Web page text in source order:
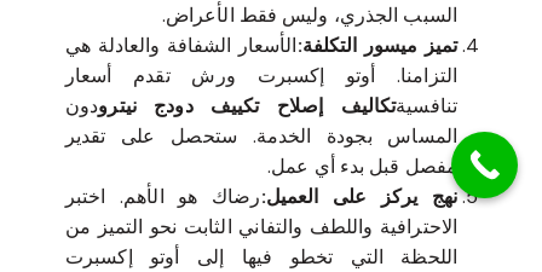
السبب الجذري، وليس فقط الأعراض.
تميز ميسور التكلفة:الأسعار الشفافة والعادلة هي
التزامنا. أوتو إكسبرت ورش تقدم أسعار
تنافسيةتكاليف إصلاح تكييف دودج نيترودون
المساس بجودة الخدمة. ستحصل على تقدير
مفصل قبل بدء أي عمل.
نهج يركز على العميل:رضاك هو الأهم. اختبر
الاحترافية واللطف والتفاني الثابت نحو التميز من
اللحظة التي تخطو فيها إلى أوتو إكسبرت